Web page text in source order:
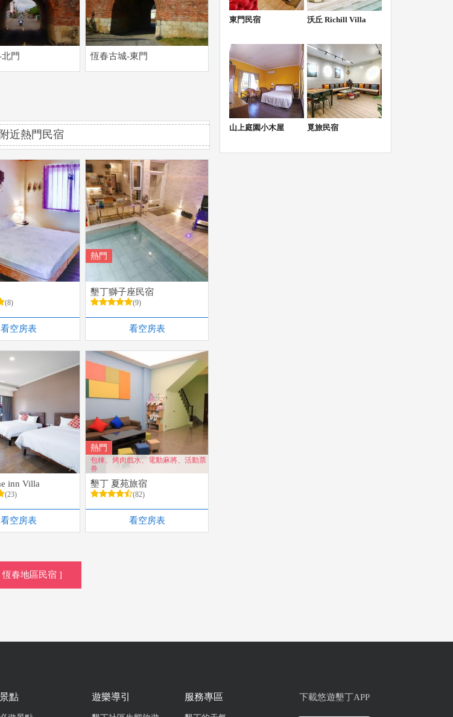
門 恆春古城-東門
近熱門民宿
(8)
看空房表
熱門
墾丁獅子座民宿
(9)
看空房表
inn Villa
(23)
看空房表
熱門
包棟、烤肉戲水、電動麻將、活動票
券
墾丁 夏苑旅宿
(82)
看空房表
恆春地區民宿 ]
東門民宿 沃丘 Richill Villa
山上庭園小木屋 覓旅民宿
景點 遊樂導引 服務專區 下載悠遊墾丁APP